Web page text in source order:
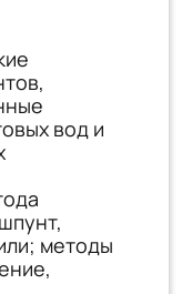
вод и
методы